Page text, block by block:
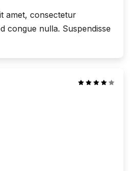
amet, consectetur
congue nulla. Suspendisse